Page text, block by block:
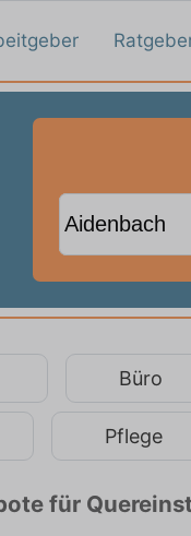
Büro
Pflege
für